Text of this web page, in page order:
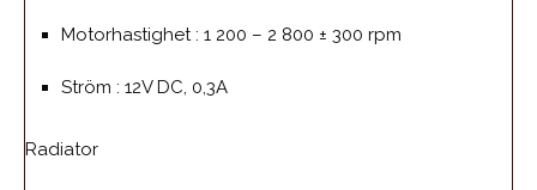
Motorhastighet : 1 200 – 2 800 ± 300 rpm
Ström : 12V DC, 0,3A
Radiator